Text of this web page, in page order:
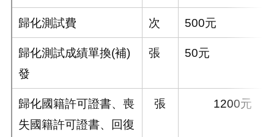
歸化測試費 次 500元
歸化測試成績單換(補)
發
張 50元
歸化國籍許可證書、喪
失國籍許可證書、回復
張 1200元